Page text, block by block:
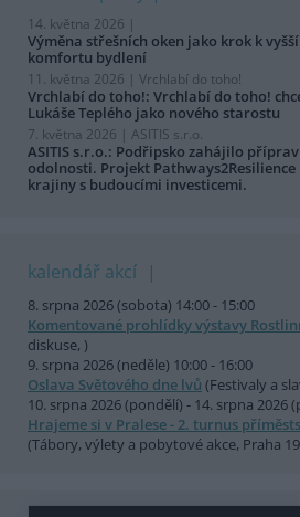
14. května 2026 |
Výměna střešních oken jako krok k
komfortu bydlení
11. května 2026 | Vrchlabí do toho!
Vrchlabí do toho!: Vrchlabí do toho!
Lukáše Teplého jako nového starostu
7. května 2026 | ASITIS s.r.o.
ASITIS s.r.o.: Podřipsko zahájilo
odolnosti. Projekt
krajiny s budoucími investicemi.
kalendář akcí
8. srpna 2026 (sobota) 14:00 - 15:00
Komentované prohlídky výstavy
diskuse, )
9. srpna 2026 (neděle) 10:00 - 16:00
Oslava Světového dne lvů (Festivaly a
10. srpna 2026 (pondělí) - 14. srpna 2026
Hrajeme si v Pralese - 2. turnus
(Tábory, výlety a pobytové akce, Praha